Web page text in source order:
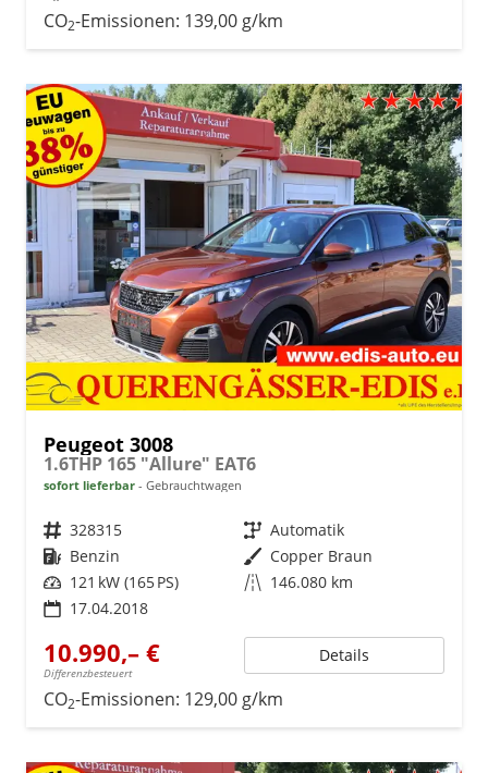
CO2-Emissionen: 139,00 g/km
Peugeot 3008
1.6THP 165 "Allure" EAT6
sofort lieferbar Gebrauchtwagen
Fahrzeugnr. 328315 Getriebe Automatik
Kraftstoff Benzin Außenfarbe Copper Braun
Leistung 121 kW (165 PS) Kilometerstand 146.080 km
17.04.2018
10.990,– €
Differenzbesteuert
Details
CO2-Emissionen: 129,00 g/km